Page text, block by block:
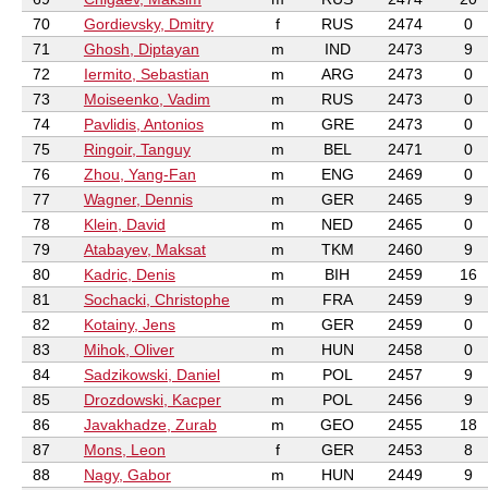
70
Gordievsky, Dmitry f RUS 2474
0
71
Ghosh, Diptayan m IND 2473
9
72
Iermito, Sebastian m ARG 2473
0
73
Moiseenko, Vadim m RUS 2473
0
74
Pavlidis, Antonios m GRE 2473
0
75
Ringoir, Tanguy m BEL 2471
0
76
Zhou, Yang-Fan m ENG 2469
0
77
Wagner, Dennis m GER 2465
9
78
Klein, David m NED 2465
0
79
Atabayev, Maksat m TKM 2460
9
80
Kadric, Denis m BIH 2459
16
81
Sochacki, Christophe m FRA 2459
9
82
Kotainy, Jens m GER 2459
0
83
Mihok, Oliver m HUN 2458
0
84
Sadzikowski, Daniel m POL 2457
9
85
Drozdowski, Kacper m POL 2456
9
86
Javakhadze, Zurab m GEO 2455
18
87
Mons, Leon f GER 2453
8
88
Nagy, Gabor m HUN 2449
9